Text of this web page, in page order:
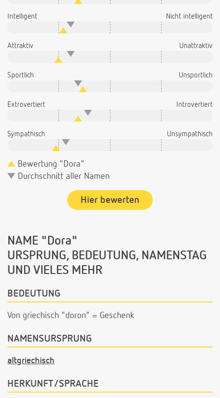
Intelligent Nicht intelligent
Attraktiv Unattraktiv
Sportlich Unsportlich
Extrovertiert Introvertiert
Sympathisch Unsympathisch
Bewertung "Dora"
Durchschnitt aller Namen
Hier bewerten
NAME "Dora"
URSPRUNG, BEDEUTUNG, NAMENSTAG
UND VIELES MEHR
BEDEUTUNG
Von griechisch "doron" = Geschenk
NAMENSURSPRUNG
altgriechisch
HERKUNFT/SPRACHE